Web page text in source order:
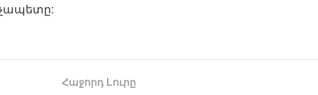
Հաջորդ Lուրը